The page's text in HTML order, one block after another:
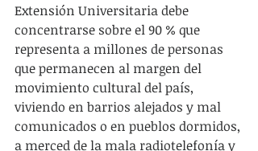
Extensión Universitaria debe
concentrarse sobre el 90 % que
representa a millones de personas
que permanecen al margen del
movimiento cultural del país,
viviendo en barrios alejados y mal
comunicados o en pueblos dormidos,
a merced de la mala radiotelefonía y